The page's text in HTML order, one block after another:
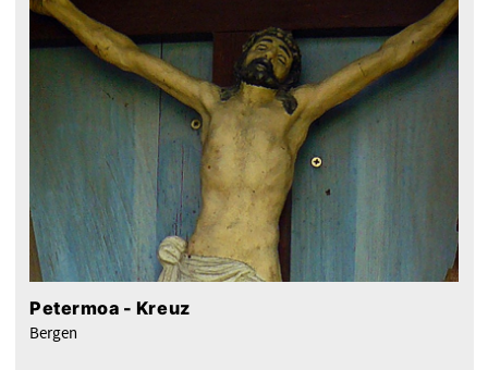
Petermoa - Kreuz
Bergen